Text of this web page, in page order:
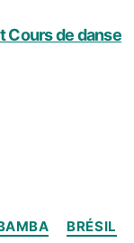
BRÉSIL